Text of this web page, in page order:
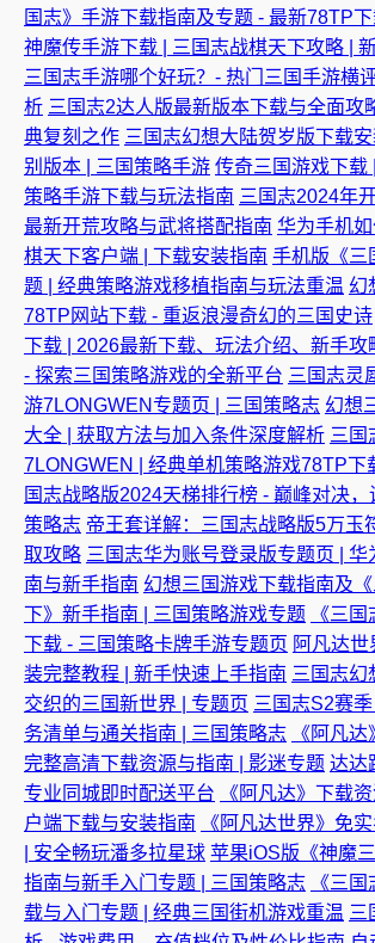
国志》手游下载指南及专题 - 最新78TP
神魔传手游下载 | 三国志战棋天下攻略 |
三国志手游哪个好玩？- 热门三国手游横
析 三国志2达人版最新版本下载与全面攻
典复刻之作 三国志幻想大陆贺岁版下载
别版本 | 三国策略手游 传奇三国游戏下载
策略手游下载与玩法指南 三国志2024年
最新开荒攻略与武将搭配指南 华为手机
棋天下客户端 | 下载安装指南 手机版《三
题 | 经典策略游戏移植指南与玩法重温 幻
78TP网站下载 - 重返浪漫奇幻的三国史诗
下载 | 2026最新下载、玩法介绍、新手攻
- 探索三国策略游戏的全新平台 三国志灵
游7LONGWEN专题页 | 三国策略志 幻想
大全 | 获取方法与加入条件深度解析 三国
7LONGWEN | 经典单机策略游戏78TP下
国志战略版2024天梯排行榜 - 巅峰对决，
策略志 帝王套详解：三国志战略版5万玉
取攻略 三国志华为账号登录版专题页 | 华
南与新手指南 幻想三国游戏下载指南及
下》新手指南 | 三国策略游戏专题
《三
下载 - 三国策略卡牌手游专题页 阿凡达
装完整教程 | 新手快速上手指南 三国志幻
交织的三国新世界 | 专题页 三国志S2赛
务清单与通关指南 | 三国策略志
《阿凡
完整高清下载资源与指南 | 影迷专题 达达
专业同城即时配送平台
《阿凡达》下载
户端下载与安装指南
《阿凡达世界》免
| 安全畅玩潘多拉星球 苹果iOS版《神魔
指南与新手入门专题 | 三国策略志
《三
载与入门专题 | 经典三国街机游戏重温 三